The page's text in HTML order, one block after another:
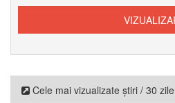
Cele mai vizualizate știri / 30 zile